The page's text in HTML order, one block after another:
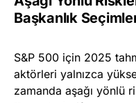
Başkanlık
S&P 500 için 2025
aktörleri yalnızca
zamanda aşağı yönlü